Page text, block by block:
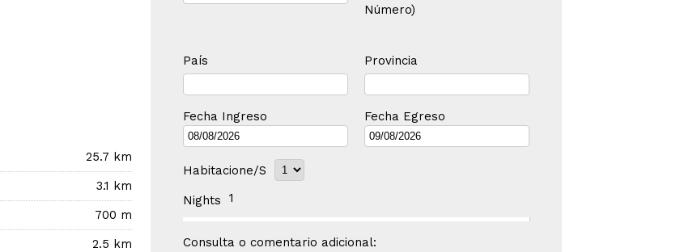
25.7 km
3.1 km
700 m
2.5 km
Número)
País Provincia
Fecha Ingreso Fecha Egreso
Habitacione/s
Nights 1
Consulta o comentario adicional: